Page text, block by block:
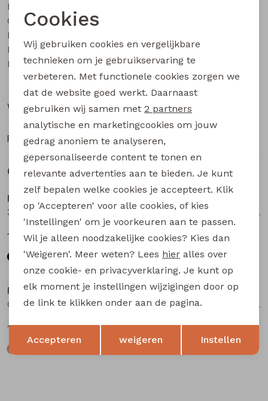
Merk
Categorie
Leverancierscode
Bestelcode
405001249
Kleur
Marine
Winkelvoorraad
Ruilen en retourneren
Gerelateerde producten
Persival
3310604 W20111 meisjes t-shirts lange mouw Zwart
14,99
Persival
Olivia W20242 meisjes t-shirts lange mouw Wijnrood
14,99
Persival
Olivia W20242 meisjes t-shirts lange mouw Kit
14,99
Persival
Olivia W20242 meisjes t-shirts lange mouw Zwart
14,99
Noodzakelijke cookies
Analytische cookies
Marketing cookies
Terug Opslaan
Cookies
Wij gebruiken cookies en vergelijkbare
technieken om je gebruikservaring te
verbeteren. Met functionele cookies zorgen we
dat de website goed werkt. Daarnaast
gebruiken wij samen met 2 partners
analytische en marketingcookies om jouw
gedrag anoniem te analyseren,
gepersonaliseerde content te tonen en
relevante advertenties aan te bieden. Je kunt
zelf bepalen welke cookies je accepteert. Klik
op 'Accepteren' voor alle cookies, of kies
'Instellingen' om je voorkeuren aan te passen.
Wil je alleen noodzakelijke cookies? Kies dan
'Weigeren'. Meer weten? Lees hier alles over
onze cookie- en privacyverklaring. Je kunt op
elk moment je instellingen wijzigingen door op
de link te klikken onder aan de pagina.
Accepteren weigeren Instellen